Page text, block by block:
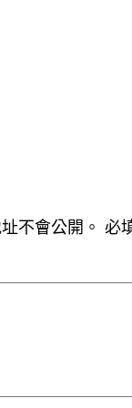
不會公開。 必